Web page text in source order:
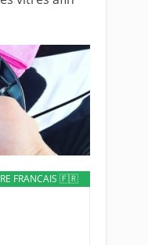
FRANCAIS 🇫🇷